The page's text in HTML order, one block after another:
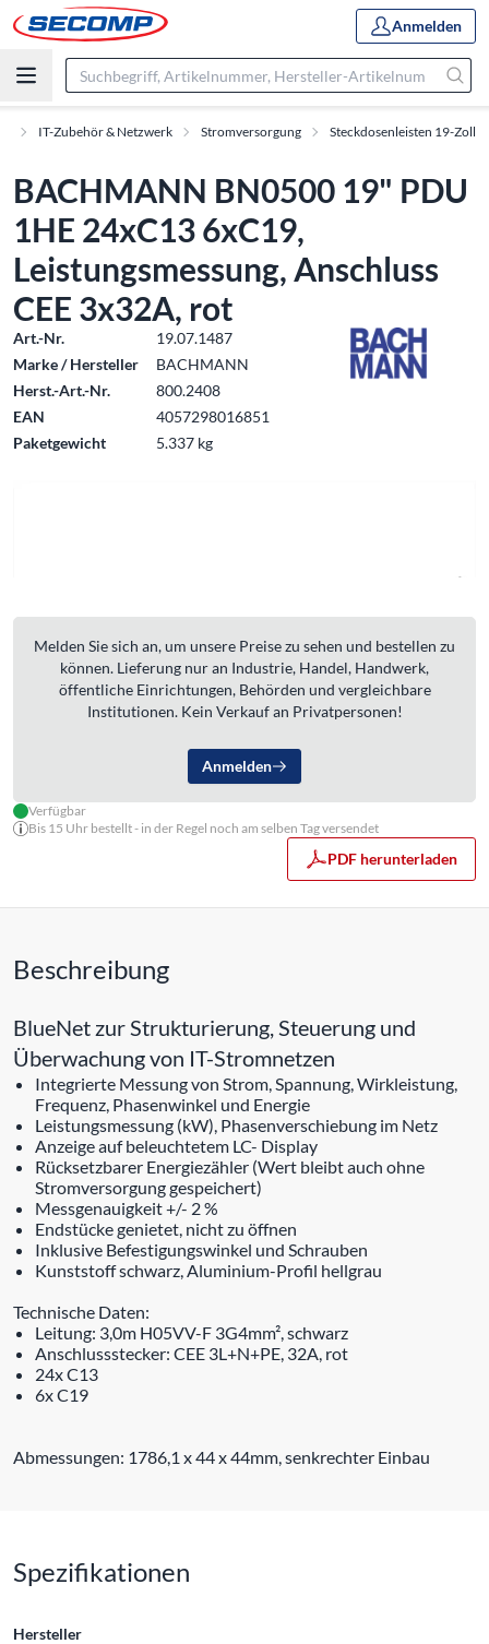
Anmelden
IT-Zubehör & Netzwerk Stromversorgung Steckdosenleisten 19-Zoll
BACHMANN BN0500 19" PDU
1HE 24xC13 6xC19,
Leistungsmessung, Anschluss
CEE 3x32A, rot
Art.-Nr.
19.07.1487
Marke / Hersteller
BACHMANN
Herst.-Art.-Nr.
800.2408
EAN
4057298016851
Paketgewicht
5.337 kg
Melden Sie sich an, um unsere Preise zu sehen und bestellen zu
können. Lieferung nur an Industrie, Handel, Handwerk,
öffentliche Einrichtungen, Behörden und vergleichbare
Institutionen. Kein Verkauf an Privatpersonen!
Anmelden
Verfügbar
Bis 15 Uhr bestellt - in der Regel noch am selben Tag versendet
PDF herunterladen
Beschreibung
BlueNet zur Strukturierung, Steuerung und
Überwachung von IT-Stromnetzen
Integrierte Messung von Strom, Spannung, Wirkleistung,
Frequenz, Phasenwinkel und Energie
Leistungsmessung (kW), Phasenverschiebung im Netz
Anzeige auf beleuchtetem LC- Display
Rücksetzbarer Energiezähler (Wert bleibt auch ohne
Stromversorgung gespeichert)
Messgenauigkeit +/- 2 %
Endstücke genietet, nicht zu öffnen
Inklusive Befestigungswinkel und Schrauben
Kunststoff schwarz, Aluminium-Profil hellgrau
Technische Daten:
Leitung: 3,0m H05VV-F 3G4mm², schwarz
Anschlussstecker: CEE 3L+N+PE, 32A, rot
24x C13
6x C19
Abmessungen: 1786,1 x 44 x 44mm, senkrechter Einbau
Spezifikationen
Hersteller